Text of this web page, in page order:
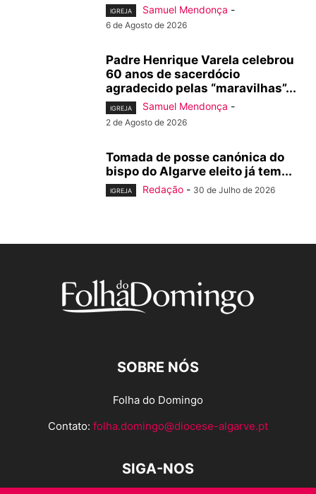
IGREJA Samuel Mendonça -
6 de Agosto de 2026
Padre Henrique Varela celebrou
60 anos de sacerdócio
agradecido pelas “maravilhas”...
IGREJA Samuel Mendonça -
2 de Agosto de 2026
Tomada de posse canónica do
bispo do Algarve eleito já tem...
IGREJA Redação - 30 de Julho de 2026
SOBRE NÓS
Folha do Domingo
Contato: folha.domingo@diocese-algarve.pt
SIGA-NOS